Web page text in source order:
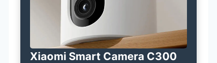
Xiaomi Smart Camera C300